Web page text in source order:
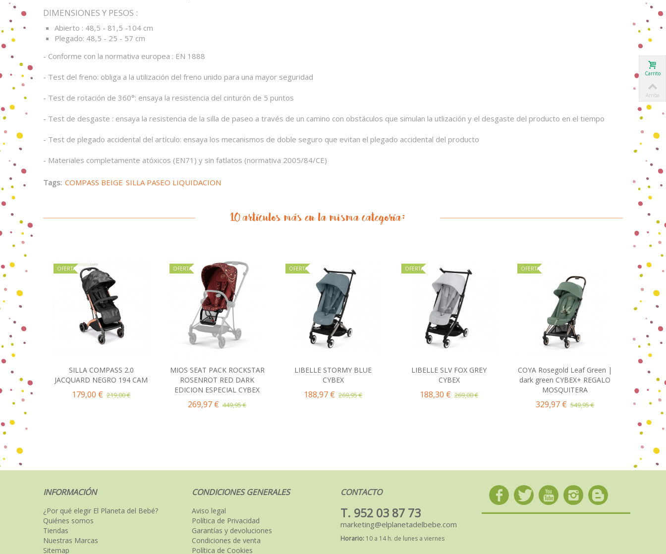
DIMENSIONES Y PESOS :
Abierto : 48,5 - 81,5 -104 cm
Plegado: 48,5 - 25 - 57 cm
- Conforme con la normativa europea : EN 1888
- Test del freno: obliga a la utilización del freno unido para una mayor seguridad
- Test de rotación de 360°: ensaya la resistencia del cinturón de 5 puntos
- Test de desgaste : ensaya la resistencia de la silla de paseo a través de un camino con obstáculos que simulan la utlización y el desgaste del producto en el tiempo
- Test de plegado accidental del artículo: ensaya los mecanismos de doble seguro que evitan el plegado accidental del producto
- Materiales completamente atóxicos (EN71) y sin fatlatos (normativa 2005/84/CE)
Tags: COMPASS BEIGE SILLA PASEO LIQUIDACION
10 artículos más en la misma categoría:
OFERTA
Añadir al carrito
SILLA COMPASS 2.0
JACQUARD NEGRO 194 CAM
179,00 € 219,00 €
OFERTA
Añadir al carrito
MIOS SEAT PACK ROCKSTAR
ROSENROT RED DARK
EDICION ESPECIAL CYBEX
269,97 € 449,95 €
OFERTA
Añadir al carrito
LIBELLE STORMY BLUE
CYBEX
188,97 € 269,95 €
OFERTA
Añadir al carrito
LIBELLE SLV FOX GREY
CYBEX
188,30 € 269,00 €
OFERTA
Añadir al carrito
COYA Rosegold Leaf Green |
dark green CYBEX+ REGALO
MOSQUITERA
329,97 € 549,95 €
OFERTA
Grey
INFORMACIÓN
¿Por qué elegir El Planeta del Bebé?
Quiénes somos
Tiendas
Nuestras Marcas
Sitemap
CONDICIONES GENERALES
Aviso legal
Política de Privacidad
Garantías y devoluciones
Condiciones de venta
Política de Cookies
CONTACTO
T. 952 03 87 73
marketing@elplanetadelbebe.com
Horario: 10 a 14 h. de lunes a viernes
Carrito
Arriba